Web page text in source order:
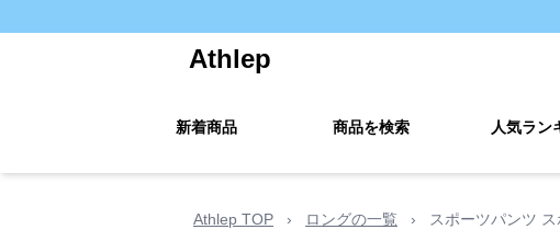
Athlep
新着商品 商品を検索 人気ラン
Athlep TOP › ロングの一覧 › スポーツパンツ